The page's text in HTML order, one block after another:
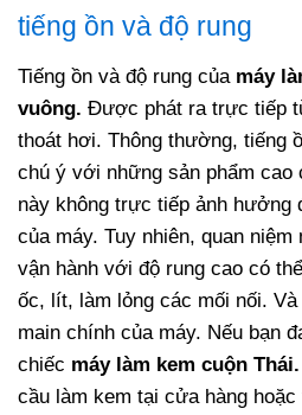
tiếng ồn và độ rung
Tiếng ồn và độ rung của máy
vuông. Được phát ra trực tiếp
thoát hơi. Thông thường, tiếng
chú ý với những sản phẩm cao
này không trực tiếp ảnh hưởng
của máy. Tuy nhiên, quan
vận hành với độ rung cao có
ốc, lít, làm lỏng các mối nối.
main chính của máy. Nếu bạn
chiếc máy làm kem cuộn Thái.
cầu làm kem tại cửa hàng